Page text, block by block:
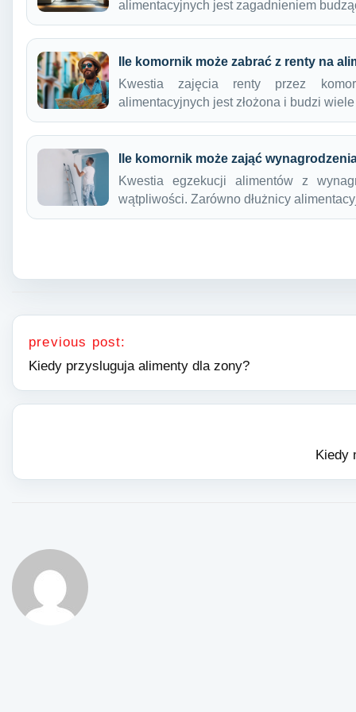
alimentacyjnych jest zagadnieniem
Ile komornik może zabrać z renty na
Kwestia zajęcia renty przez
alimentacyjnych jest złożona i budzi
Ile komornik może zająć
Kwestia egzekucji alimentów z
wątpliwości. Zarówno dłużnicy
Nawigacja wpisu
previous post:
Kiedy przysluguja alimenty dla zony?
Kiedy